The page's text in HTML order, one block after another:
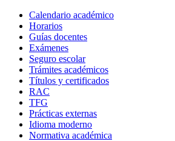
Calendario académico
Horarios
Guías docentes
Exámenes
Seguro escolar
Trámites académicos
Títulos y certificados
RAC
TFG
Prácticas externas
Idioma moderno
Normativa académica